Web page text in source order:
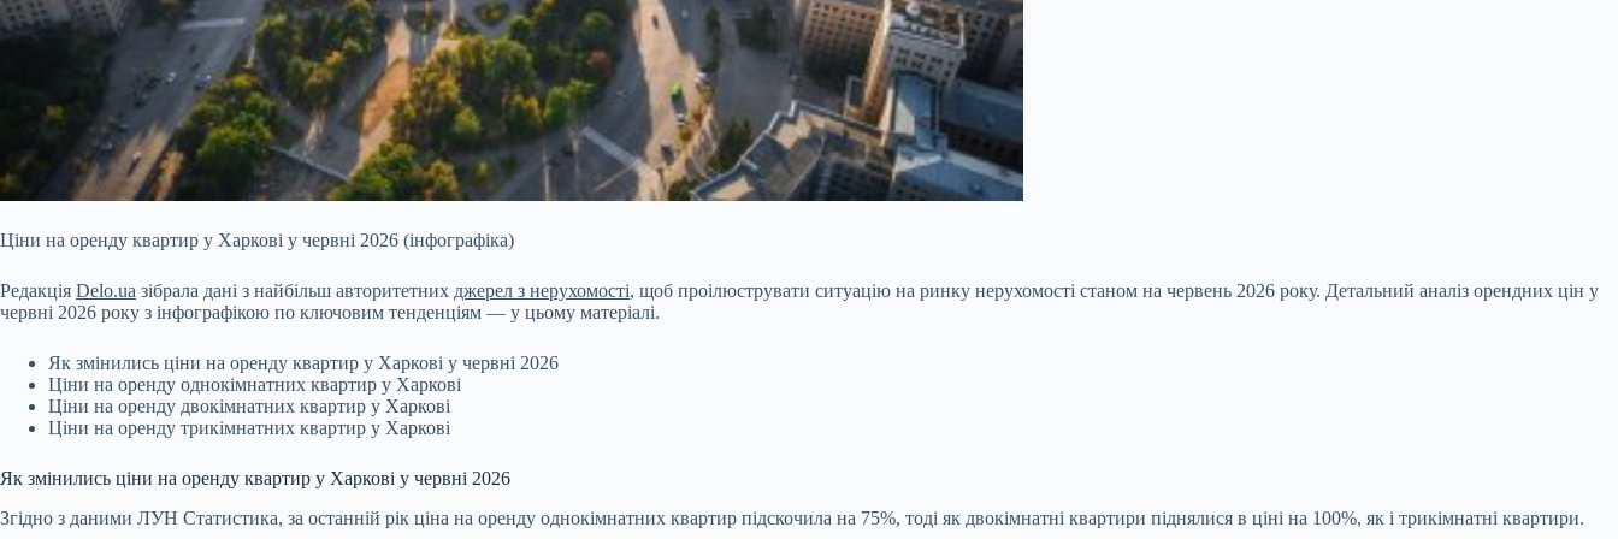
Ціни на оренду квартир у Харкові у червні 2026 (інфографіка)
Редакція Delo.ua зібрала дані з найбільш авторитетних джерел з нерухомості, щоб проілюструвати ситуацію на ринку нерухомості станом на червень 2026 року. Детальний аналіз орендних цін у
червні 2026 року з інфографікою по ключовим тенденціям — у цьому матеріалі.
Як змінились ціни на оренду квартир у Харкові у червні 2026
Ціни на оренду однокімнатних квартир у Харкові
Ціни на оренду двокімнатних квартир у Харкові
Ціни на оренду трикімнатних квартир у Харкові
Як змінились ціни на оренду квартир у Харкові у червні 2026
Згідно з даними ЛУН Статистика, за останній рік ціна на оренду однокімнатних квартир підскочила на 75%, тоді як двокімнатні квартири піднялися в ціні на 100%, як і трикімнатні квартири.